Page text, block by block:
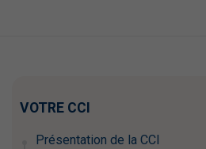
VOTRE CCI
Présentation de la CCI